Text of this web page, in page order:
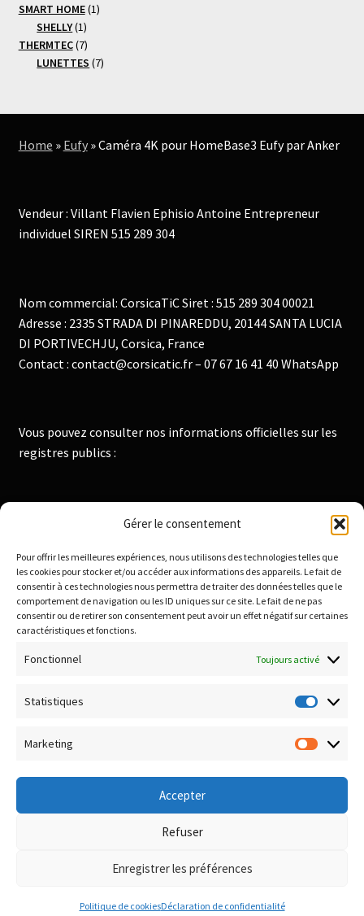
Gérer le consentement
Pour offrir les meilleures expériences, nous utilisons des technologies telles que
les cookies pour stocker et/ou accéder aux informations des appareils. Le fait de
consentir à ces technologies nous permettra de traiter des données telles que le
comportement de navigation ou les ID uniques sur ce site. Le fait de ne pas
consentir ou de retirer son consentement peut avoir un effet négatif sur certaines
caractéristiques et fonctions.
Fonctionnel Toujours activé
Statistiques
Marketing
Accepter
Refuser
Enregistrer les préférences
Politique de cookiesDéclaration de confidentialité
SMART HOME 11
SHELLY 11
produit
THERMTEC 77
produits
LUNETTES 77
Home » Eufy »Caméra 4K pour HomeBase3 Eufy par Anker
Vendeur : Villant Flavien Ephisio Antoine Entrepreneur
individuel SIREN 515 289 304
Nom commercial: CorsicaTiC Siret : 515 289 304 00021
Adresse : 2335 STRADA DI PINAREDDU, 20144 SANTA LUCIA
DI PORTIVECHJU, Corsica, France
Contact : contact@corsicatic.fr – 07 67 16 41 40 WhatsApp
Vous pouvez consulter nos informations officielles sur les
registres publics :
Institut National de la Propriété Industrielle :
Infogreffe : https://www.infogreffe.fr
Politique de confidentialité
Paiement sécurisé
© Boutique Corsica TiC 2026
Politique de confidentialité
Built with WooCommerce